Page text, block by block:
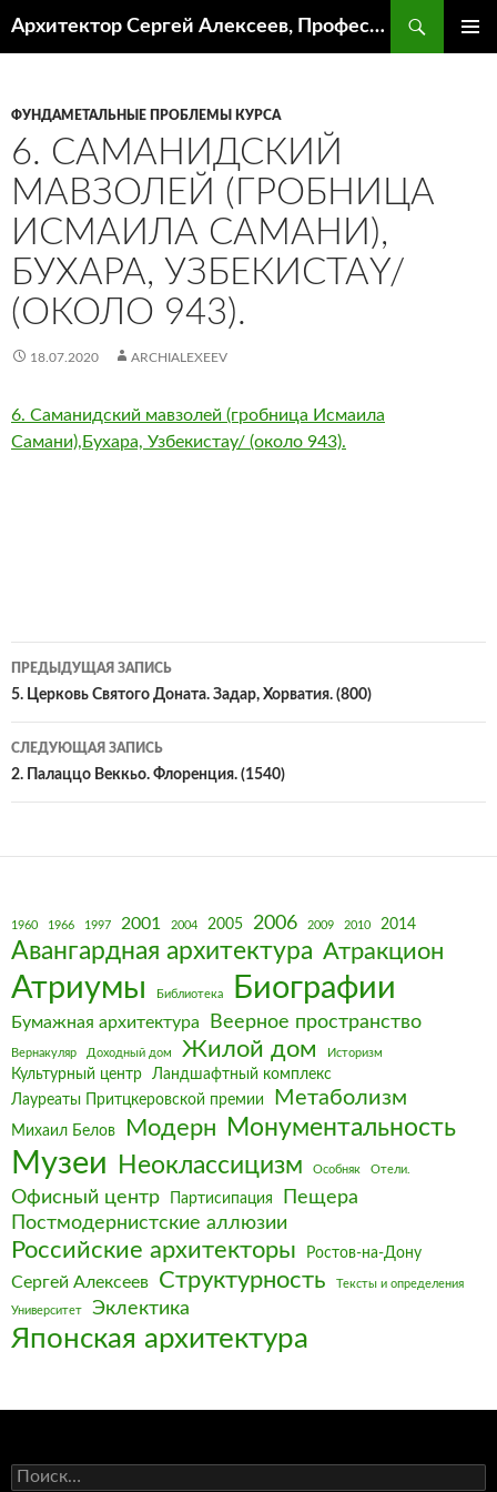
Архитектор Сергей Алексеев, Профессор кафедры ИА и АР ААИ ЮФУ
ФУНДАМЕТАЛЬНЫЕ ПРОБЛЕМЫ КУРСА
6. САМАНИДСКИЙ
МАВЗОЛЕЙ (ГРОБНИЦА
ИСМАИЛА САМАНИ),
БУХАРА, УЗБЕКИСТАY/
(ОКОЛО 943).
18.07.2020 ARCHIALEXEEV
6. Саманидский мавзолей (гробница Исмаила
Самани),Бухара, Узбекистаy/ (около 943).
Навигация
по
записям
ПРЕДЫДУЩАЯ ЗАПИСЬ
5. Церковь Святого Доната. Задар, Хорватия. (800)
СЛЕДУЮЩАЯ ЗАПИСЬ
2. Палаццо Веккьо. Флоренция. (1540)
1960 1966 1997 2001 2004 2005 2006 2009 2010 2014
Авангардная архитектура Атракцион
Атриумы Библиотека Биографии
Бумажная архитектура Веерное пространство
Вернакуляр Доходный дом Жилой дом Историзм
Культурный центр
Ландшафтный комплекс
Лауреаты Притцкеровской премии
Метаболизм
Михаил Белов Модерн Монументальность
Музеи Неоклассицизм Особняк Отели.
Офисный центр Партисипация
Пещера
Постмодернистские аллюзии
Российские архитекторы Ростов-на-Дону
Сергей Алексеев Структурность Тексты и определения
Университет Эклектика
Японская архитектура
Найти: